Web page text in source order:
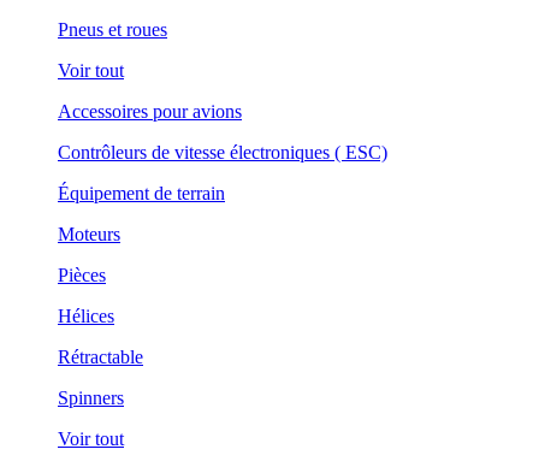
Pneus et roues
Voir tout
Accessoires pour avions
Contrôleurs de vitesse électroniques ( ESC)
Équipement de terrain
Moteurs
Pièces
Hélices
Rétractable
Spinners
Voir tout